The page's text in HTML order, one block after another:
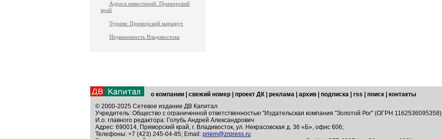
Адреса инвестиций. Приморский
край
Туризм: Приморский маршрут
Недвижимость Владивостока
о компании свежий номер проект ДК реклама архив подписка rss поиск
контакты
© 2000-2025 Сетевое издание ДВ Капитал
Учредитель: Общество с ограниченной ответственностью "Издательская компания "Золотой Рог" (ОГРН 1162536095358)
И.о. главного редактора: Голубь Андрей Александрович
Адрес: 690014, Приморский край, г. Владивосток, ул. Некрасовская д. 36 «Б», офис 606;
Телефоны: +7 (423) 245-04-85; Email: priem@zrpress.ru